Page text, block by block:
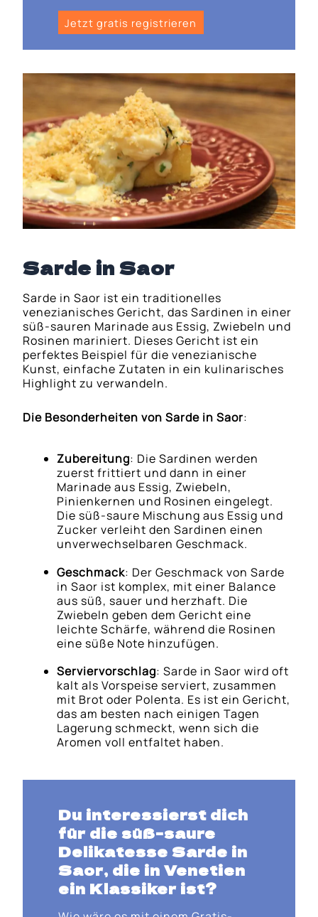
Jetzt gratis registrieren
Sarde in Saor
Sarde in Saor ist ein traditionelles
venezianisches Gericht, das Sardinen in einer
süß-sauren Marinade aus Essig, Zwiebeln und
Rosinen mariniert. Dieses Gericht ist ein
perfektes Beispiel für die venezianische
Kunst, einfache Zutaten in ein kulinarisches
Highlight zu verwandeln.
Die Besonderheiten von Sarde in Saor:
Zubereitung: Die Sardinen werden
zuerst frittiert und dann in einer
Marinade aus Essig, Zwiebeln,
Pinienkernen und Rosinen eingelegt.
Die süß-saure Mischung aus Essig und
Zucker verleiht den Sardinen einen
unverwechselbaren Geschmack.
Geschmack: Der Geschmack von Sarde
in Saor ist komplex, mit einer Balance
aus süß, sauer und herzhaft. Die
Zwiebeln geben dem Gericht eine
leichte Schärfe, während die Rosinen
eine süße Note hinzufügen.
Serviervorschlag: Sarde in Saor wird oft
kalt als Vorspeise serviert, zusammen
mit Brot oder Polenta. Es ist ein Gericht,
das am besten nach einigen Tagen
Lagerung schmeckt, wenn sich die
Aromen voll entfaltet haben.
Du interessierst dich
für die süß-saure
Delikatesse Sarde in
Saor, die in Venetien
ein Klassiker ist?